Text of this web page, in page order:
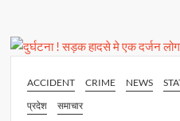
A
p
p
o
k
Li
n
k
नवविवाहिता
गोली
मार
ACCIDENT CRIME NEWS
प्रदेश
समाचार